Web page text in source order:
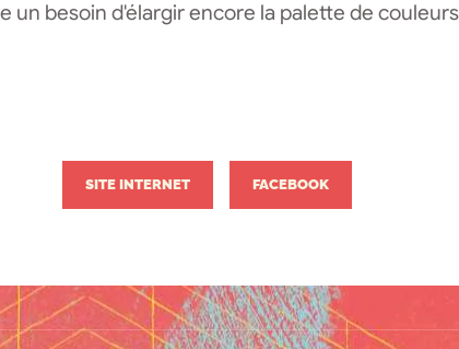
un besoin d'élargir encore la palette de
SITE INTERNET FACEBOOK